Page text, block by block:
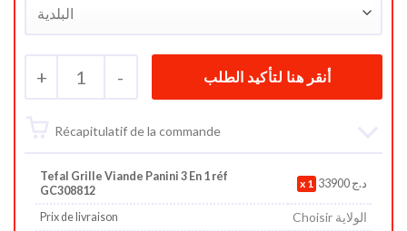
+ 1 -
Récapitulatif de la commande
Tefal Grille Viande Panini 3 En 1 réf
GC308812
1 33900 د.ج
Prix de livraison Choisir الولاية